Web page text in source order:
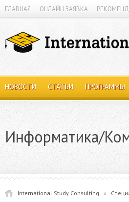
ГЛАВНАЯ ОНЛАЙН ЗАЯВКА
НОВОСТИ СТАТЬИ ПРОГРАММЫ
Информатика/
International Study Consulting »